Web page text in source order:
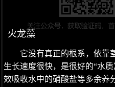
火龙藻
它没有真正的根系，依靠
生长速度很快，是很好的“水
效吸收水中的硝酸盐等多余养